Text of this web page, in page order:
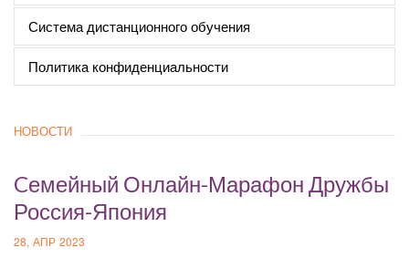
Система дистанционного обучения
Политика конфиденциальности
НОВОСТИ
Cемейный Онлайн-Марафон Дружбы
Россия-Япония
28, АПР 2023